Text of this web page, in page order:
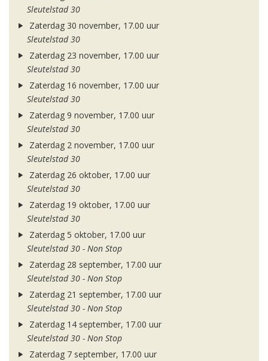
Sleutelstad 30
Zaterdag 30 november, 17.00 uur
Sleutelstad 30
Zaterdag 23 november, 17.00 uur
Sleutelstad 30
Zaterdag 16 november, 17.00 uur
Sleutelstad 30
Zaterdag 9 november, 17.00 uur
Sleutelstad 30
Zaterdag 2 november, 17.00 uur
Sleutelstad 30
Zaterdag 26 oktober, 17.00 uur
Sleutelstad 30
Zaterdag 19 oktober, 17.00 uur
Sleutelstad 30
Zaterdag 5 oktober, 17.00 uur
Sleutelstad 30 - Non Stop
Zaterdag 28 september, 17.00 uur
Sleutelstad 30 - Non Stop
Zaterdag 21 september, 17.00 uur
Sleutelstad 30 - Non Stop
Zaterdag 14 september, 17.00 uur
Sleutelstad 30 - Non Stop
Zaterdag 7 september, 17.00 uur